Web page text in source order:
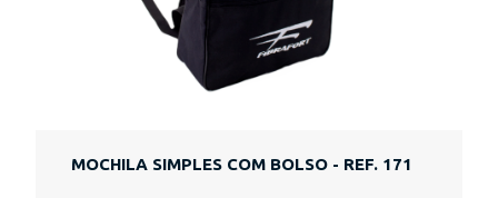
MOCHILA SIMPLES COM BOLSO - REF. 171